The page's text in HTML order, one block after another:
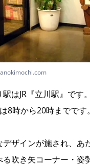
はJR『立川駅』です
8時から20時までです。
ザインが施され、あ
る吹き矢コーナー・姿